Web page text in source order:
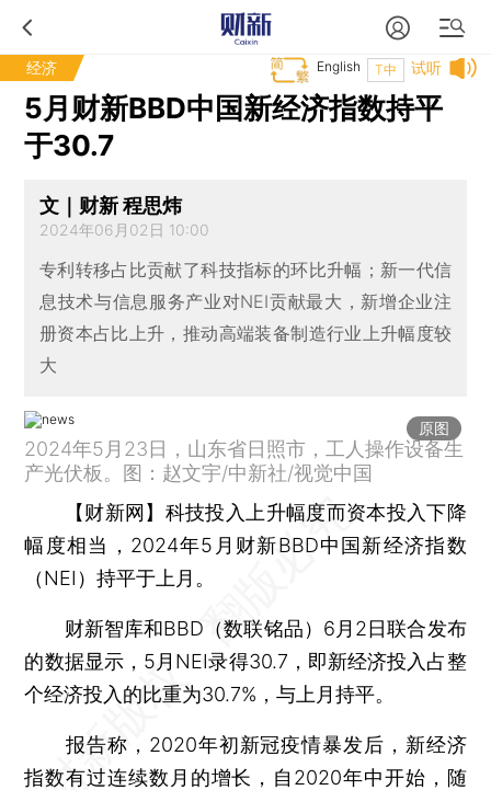
经济 试听
T中
English
5月财新BBD中国新经济指数持平
于30.7
文｜财新 程思炜
2024年06月02日 10:00
专利转移占比贡献了科技指标的环比升幅；新一代信
息技术与信息服务产业对NEI贡献最大，新增企业注
册资本占比上升，推动高端装备制造行业上升幅度较
大
原图
2024年5月23日，山东省日照市，工人操作设备生
产光伏板。图：赵文宇/中新社/视觉中国
【财新网】 科技投入上升幅度而资本投入下降
幅度相当，2024年5月财新BBD中国新经济指数
（NEI）持平于上月。
财新智库和BBD（数联铭品）6月2日联合发布
的数据显示，5月NEI录得30.7，即新经济投入占整
个经济投入的比重为30.7%，与上月持平。
报告称，2020年初新冠疫情暴发后，新经济
指数有过连续数月的增长，自2020年中开始，随